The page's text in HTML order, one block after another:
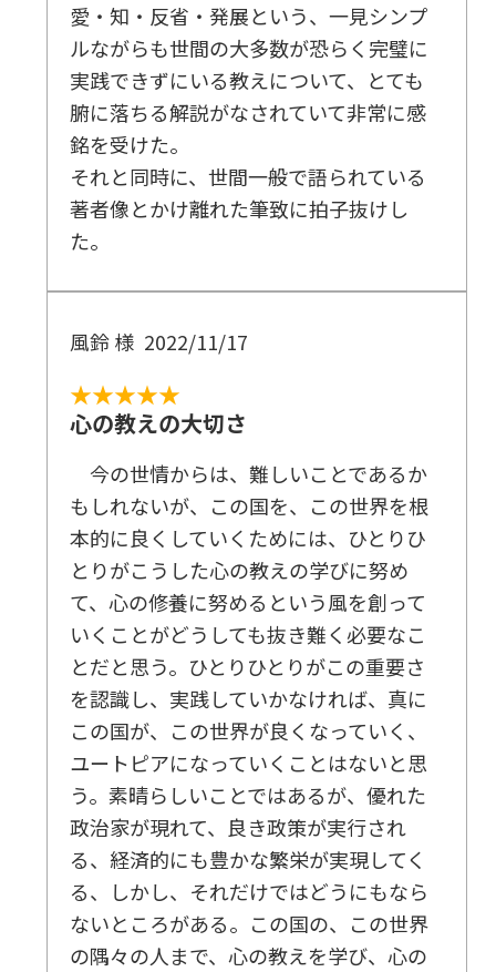
3 頭の悪さを嘆く暇があれば勉強を(知の原理)
たいていの人は「頭が悪い」と悩んでいる
「頭がよいから成功する」とは言えない
頭のよし悪しを運命論的に捉えてはならない
自分との戦いでは勝つことができる
知っていれば失敗しない
4 反省すると悪霊が抜ける(反省の原理)
現代人の半分以上が悪霊の影響を受けている
あなたの「執着」に悪霊が寄ってくる
執着を断つための方法
悪霊の憑依は頭のよし悪しとは関係がない
5 念いは実現する(発展の原理)
よい念いも悪い念いも実現してくる
「愛」「知」「反省」は「発展」のための方法
自分の幸福が「全人類の幸福」につながる生き
方を
6 四つの原理を修行課題に
第4章 幸福の科学入門
──「幸福になる心のあり方」を、すべての人
1 幸福の科学の原点
入会願書制から「多くの人々の救済」へ
「本」から信者が広がった
愛・知・反省・発展という、一見シンプ
ルながらも世間の大多数が恐らく完璧に
実践できずにいる教えについて、とても
腑に落ちる解説がなされていて非常に感
銘を受けた。
それと同時に、世間一般で語られている
著者像とかけ離れた筆致に拍子抜けし
た。
風鈴 様 2022/11/17
★★★★★
心の教えの大切さ
今の世情からは、難しいことであるか
もしれないが、この国を、この世界を根
本的に良くしていくためには、ひとりひ
とりがこうした心の教えの学びに努め
て、心の修養に努めるという風を創って
いくことがどうしても抜き難く必要なこ
とだと思う。ひとりひとりがこの重要さ
を認識し、実践していかなければ、真に
この国が、この世界が良くなっていく、
ユートピアになっていくことはないと思
う。素晴らしいことではあるが、優れた
政治家が現れて、良き政策が実行され
る、経済的にも豊かな繁栄が実現してく
る、しかし、それだけではどうにもなら
ないところがある。この国の、この世界
の隅々の人まで、心の教えを学び、心の